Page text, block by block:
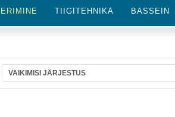
TIIGITEHNIKA BASSEIN